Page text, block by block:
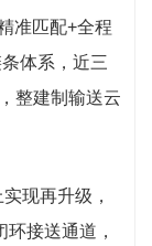
准匹配+全程
体系，近三
整建制输送云
现再升级，
环接送通道，